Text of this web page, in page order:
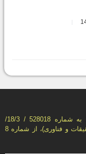
این فصل‌نامه، براساس نامه مورخ 1392/09/20 به شماره 528018 / 18/3/
كمیسیون نشریات علمی كشور(وزارت علوم، تحقیقات و فناوری)، از شماره 8